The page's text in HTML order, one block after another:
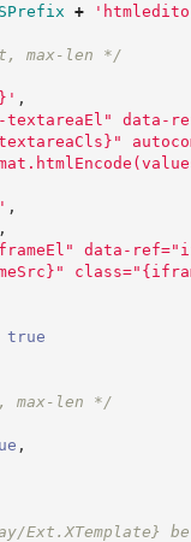
+ '
max-len
*/
' ,
data-
' ,
,
data-
true
max-len */
,